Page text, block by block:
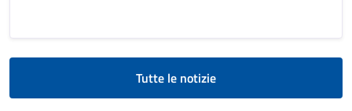
Tutte le notizie